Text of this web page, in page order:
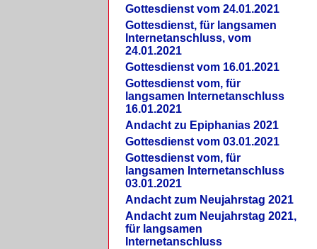
Gottesdienst vom 24.01.2021
Gottesdienst, für langsamen
Internetanschluss, vom
24.01.2021
Gottesdienst vom 16.01.2021
Gottesdienst vom, für
langsamen Internetanschluss
16.01.2021
Andacht zu Epiphanias 2021
Gottesdienst vom 03.01.2021
Gottesdienst vom, für
langsamen Internetanschluss
03.01.2021
Andacht zum Neujahrstag 2021
Andacht zum Neujahrstag 2021,
für langsamen
Internetanschluss